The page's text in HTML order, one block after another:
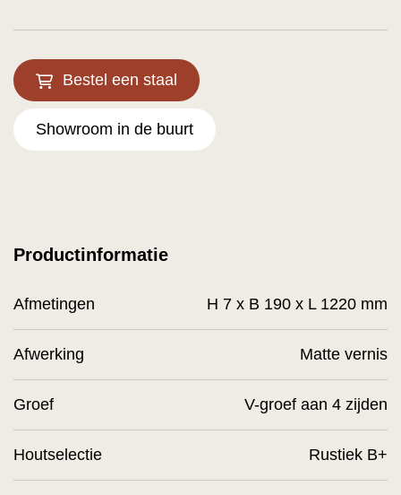
Bestel een staal
Showroom in de buurt
Productinformatie
Afmetingen H 7 x B 190 x L 1220 mm
Afwerking Matte vernis
Groef V-groef aan 4 zijden
Houtselectie Rustiek B+